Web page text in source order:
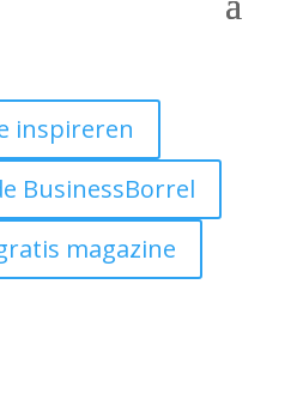
inspireren
BusinessBorrel
magazine